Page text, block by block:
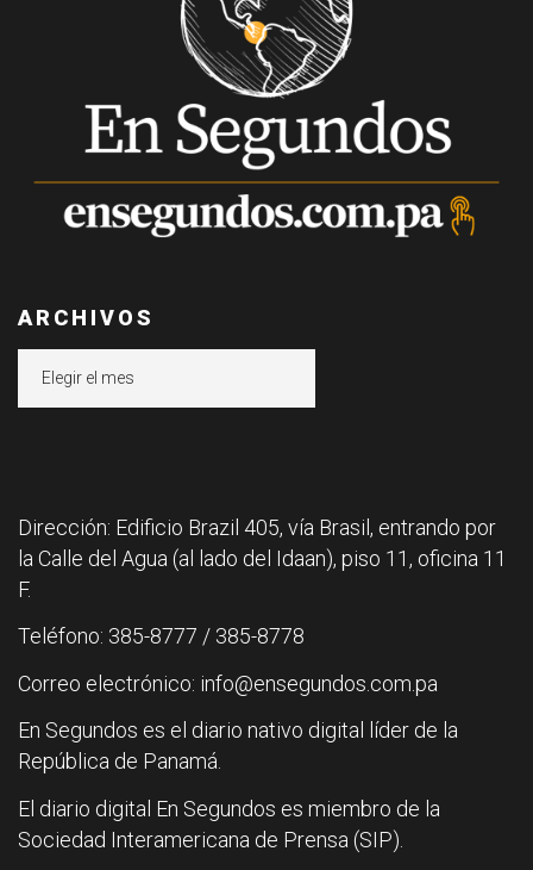
ARCHIVOS
Dirección: Edificio Brazil 405, vía Brasil, entrando por
la Calle del Agua (al lado del Idaan), piso 11, oficina 11
F.
Teléfono: 385-8777 / 385-8778
Correo electrónico: info@ensegundos.com.pa
En Segundos es el diario nativo digital líder de la
República de Panamá.
El diario digital En Segundos es miembro de la
Sociedad Interamericana de Prensa (SIP).